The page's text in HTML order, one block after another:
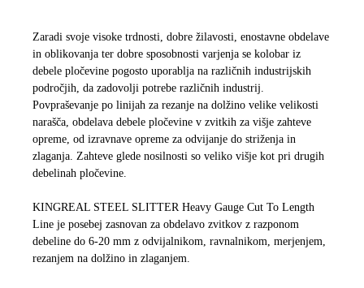
Zaradi svoje visoke trdnosti, dobre žilavosti, enostavne obdelave
in oblikovanja ter dobre sposobnosti varjenja se kolobar iz
debele pločevine pogosto uporablja na različnih industrijskih
področjih, da zadovolji potrebe različnih industrij.
Povpraševanje po linijah za rezanje na dolžino velike velikosti
narašča, obdelava debele pločevine v zvitkih za višje zahteve
opreme, od izravnave opreme za odvijanje do striženja in
zlaganja. Zahteve glede nosilnosti so veliko višje kot pri drugih
debelinah pločevine.
KINGREAL STEEL SLITTER Heavy Gauge Cut To Length
Line je posebej zasnovan za obdelavo zvitkov z razponom
debeline do 6-20 mm z odvijalnikom, ravnalnikom, merjenjem,
rezanjem na dolžino in zlaganjem.